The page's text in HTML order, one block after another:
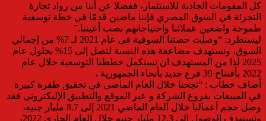
كل المقومات الجاذبة للاستثمار، ففضلا عن أننا من رواد تجارة
التجزئة في السوق المصري فإننا ماضين قدمًا في خطة توسعية
طموحة واضعين عملائنا واحتياجاتهم نصب أعيننا.”
ليستطرد: “وصلت حصتنا السوقية في عام 2021 لـ 7% من إجمالي
السوق، ونستهدف مضاعفة هذه النسبة لتصل إلى 15% بحلول عام
2025 لذا من المستهدف ان نستكمل خططنا التوسعية خلال عام
2022 بأفتتاح 39 فرع جديد بأنحاء الجمهورية ،
أضاف خطاب : “نجحنا خلال العام الماضي في تحقيق طفرة كبيرة
في المبيعات بفروع الشركة و عبر الموقع والتطبيق الإليكتروني فقد
وصل حجم أعمالنا خلال العام الماضي 2021 إلى 8.7 مليار جنيه،
ونستهدف الوصول إلى 12.3 مليار جنيه خلال العام الجاري 2022،